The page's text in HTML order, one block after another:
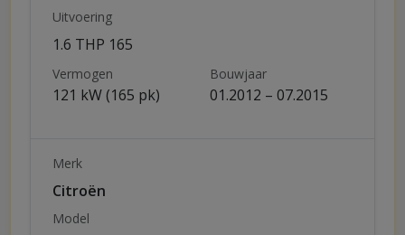
Uitvoering
1.6 THP 165
Vermogen
121 kW (165 pk)
Bouwjaar
01.2012 – 07.2015
Merk
Citroën
Model